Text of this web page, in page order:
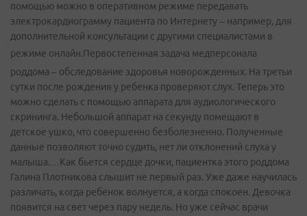
помощью можно в оперативном режиме передавать
электрокардиограмму пациента по Интернету – например, для
дополнительной консультации с другими специалистами в
режиме онлайн.Первостепенная задача медперсонала
роддома – обследование здоровья новорожденных. На третьи
сутки после рождения у ребенка проверяют слух. Теперь это
можно сделать с помощью аппарата для аудиологического
скрининга. Небольшой аппарат на секунду помещают в
детское ушко, что совершенно безболезненно. Полученные
данные позволяют точно судить, нет ли отклонений слуха у
малыша.…Как бьется сердце дочки, пациентка этого роддома
Галина Плотникова слышит не первый раз. Уже даже научилась
различать, когда ребенок волнуется, а когда спокоен. Девочка
появится на свет через пару недель. Но уже сейчас врачи